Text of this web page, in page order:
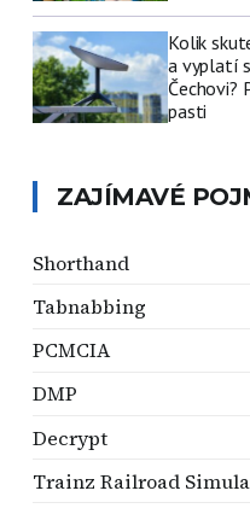
Kolik
a vyplatí
Čechovi?
pasti
ZAJÍMAVÉ
Shorthand
Tabnabbing
PCMCIA
DMP
Decrypt
Trainz Railroad